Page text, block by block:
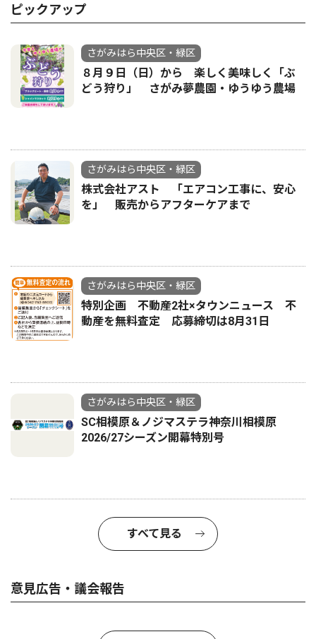
ピックアップ
さがみはら中央区・緑区
８月９日（日）から 楽しく美味しく「ぶ
どう狩り」 さがみ夢農園・ゆうゆう農場
さがみはら中央区・緑区
株式会社アスト 「エアコン工事に、安心
を」 販売からアフターケアまで
さがみはら中央区・緑区
特別企画 不動産2社×タウンニュース 不
動産を無料査定 応募締切は8月31日
さがみはら中央区・緑区
SC相模原＆ノジマステラ神奈川相模原
2026/27シーズン開幕特別号
すべて見る
意見広告・議会報告